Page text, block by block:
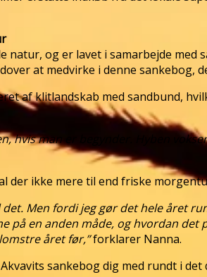
og er lavet i samarbejde
at medvirke i denne sankebog,
af klitlandskab med sandbund,
hvis man er begynder. Hyben
der ikke mere til end friske
Men fordi jeg gør det hele året
en anden måde, og hvordan
året før,”forklarer Nanna.
sankebog dig med rundt i